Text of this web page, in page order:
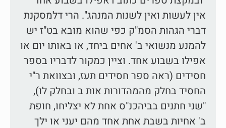
אין לעשות ואין לשנות המנהג". הרי דלמסקנת
דברי הגהות הסמ"ק כפי שהוא מובא בט"ז יש
להמנע מנשואי ב' אחים ביחד, או באותו יום או
אפילו בשבוע אחד. וציין כמקור לדבריו בספר
חסידים (ראה ספר חסידים תעז, ובצוואת ר"י
החסיד בחלק מהמהדורות אות ב ובחלק לו),
"שני חתנים בביהכנ"ס אחת לא יצליחו, חופת
ב' אחיות בשבת אחת אחד מהם יעני או ילך